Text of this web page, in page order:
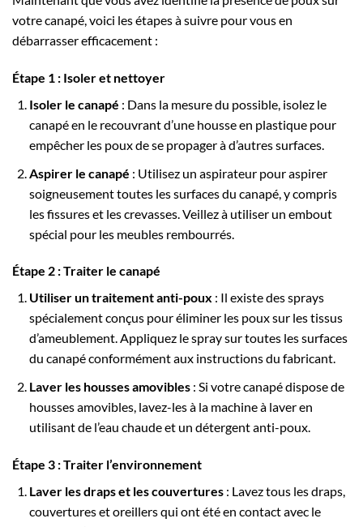
votre canapé, voici les étapes à suivre pour vous en
débarrasser efficacement :
Étape 1 : Isoler et nettoyer
Isoler le canapé : Dans la mesure du possible, isolez le
canapé en le recouvrant d’une housse en plastique pour
empêcher les poux de se propager à d’autres surfaces.
Aspirer le canapé : Utilisez un aspirateur pour aspirer
soigneusement toutes les surfaces du canapé, y compris
les fissures et les crevasses. Veillez à utiliser un embout
spécial pour les meubles rembourrés.
Étape 2 : Traiter le canapé
Utiliser un traitement anti-poux : Il existe des sprays
spécialement conçus pour éliminer les poux sur les tissus
d’ameublement. Appliquez le spray sur toutes les surfaces
du canapé conformément aux instructions du fabricant.
Laver les housses amovibles: Si votre canapé dispose de
housses amovibles, lavez-les à la machine à laver en
utilisant de l’eau chaude et un détergent anti-poux.
Étape 3 : Traiter l’environnement
Laver les draps et les couvertures: Lavez tous les draps,
couvertures et oreillers qui ont été en contact avec le